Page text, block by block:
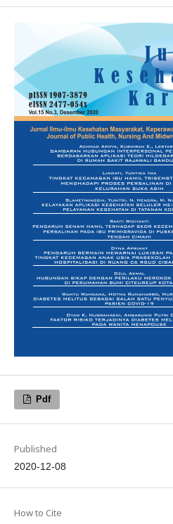
Pdf
Published
2020-12-08
How to Cite